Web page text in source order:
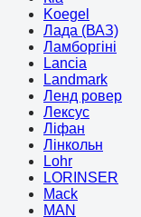
Koegel
Лада (ВАЗ)
Ламборгіні
Lancia
Landmark
Ленд ровер
Лексус
Ліфан
Лінкольн
Lohr
LORINSER
Mack
MAN